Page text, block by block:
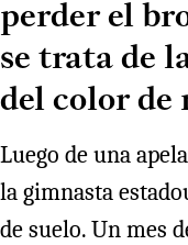
perder el
se trata de
del color de
Luego de una
la gimnasta
de suelo. Un mes